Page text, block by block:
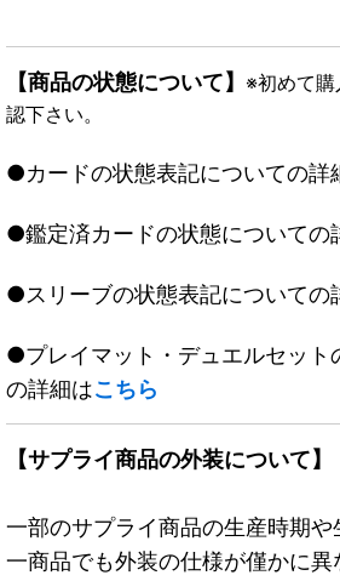
【商品の状態について】 ※初めて購
認下さい。
●カードの状態表記についての詳
●鑑定済カードの状態についての
●スリーブの状態表記についての
●プレイマット・デュエルセット
の詳細はこちら
【サプライ商品の外装について】
一部のサプライ商品の生産時期や
一商品でも外装の仕様が僅かに異